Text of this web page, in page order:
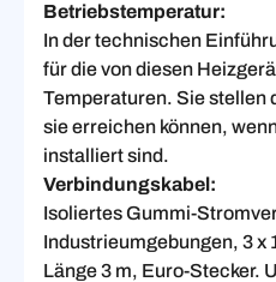
Betriebstemperatur:
In der technischen
für die von diesen
Temperaturen. Sie stellen
sie erreichen können,
installiert sind.
Verbindungskabel:
Isoliertes Gummi-
Industrieumgebungen, 3 x
Länge 3 m, Euro-Stecker.